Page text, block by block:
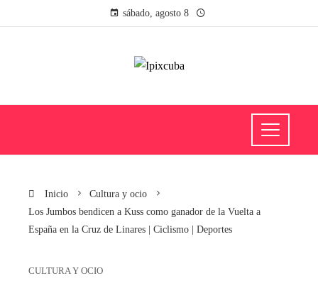
sábado, agosto 8
Inicio
Cultura y ocio
Los Jumbos bendicen a Kuss como ganador de la Vuelta a
España en la Cruz de Linares | Ciclismo | Deportes
CULTURA Y OCIO